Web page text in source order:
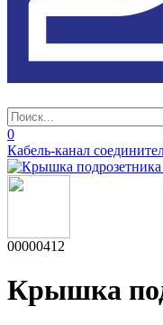
0
Кабель-канал
00000412
Крышка